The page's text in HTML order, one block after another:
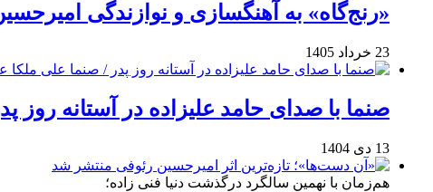
«رنج‌گاه» به آهنگسازی و نوازندگی
23 خرداد 1405
صنما با صدای حامد علیزاده در آستانه روز
13 دی 1404
هم‌زمان با نهمین سالگرد درگذشت دنیا فنی زاده؛